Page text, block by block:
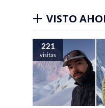
VISTO
221
visitas